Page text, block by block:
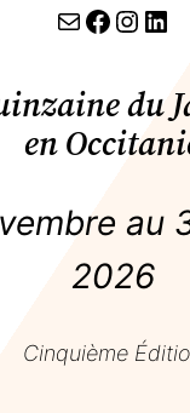
contact par email lien facebook Instagram LinkedIn
du
en
au
2026
Cinquième